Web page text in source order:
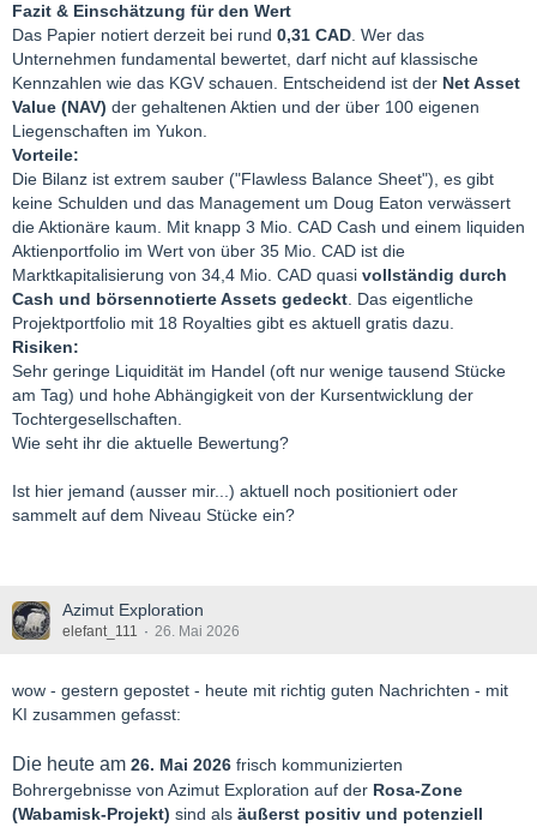
Fazit & Einschätzung für den Wert
Das Papier notiert derzeit bei rund 0,31 CAD . Wer das
Unternehmen fundamental bewertet, darf nicht auf klassische
Kennzahlen wie das KGV schauen. Entscheidend ist der Net Asset
Value (NAV) der gehaltenen Aktien und der über 100 eigenen
Liegenschaften im Yukon.
Vorteile:
Die Bilanz ist extrem sauber ("Flawless Balance Sheet"), es gibt
keine Schulden und das Management um Doug Eaton verwässert
die Aktionäre kaum. Mit knapp 3 Mio. CAD Cash und einem liquiden
Aktienportfolio im Wert von über 35 Mio. CAD ist die
Marktkapitalisierung von 34,4 Mio. CAD quasi vollständig durch
Cash und börsennotierte Assets gedeckt . Das eigentliche
Projektportfolio mit 18 Royalties gibt es aktuell gratis dazu.
Risiken:
Sehr geringe Liquidität im Handel (oft nur wenige tausend Stücke
am Tag) und hohe Abhängigkeit von der Kursentwicklung der
Tochtergesellschaften.
Wie seht ihr die aktuelle Bewertung?
Ist hier jemand (ausser mir...) aktuell noch positioniert oder
sammelt auf dem Niveau Stücke ein?
Azimut Exploration
elefant_111 26. Mai 2026
wow - gestern gepostet - heute mit richtig guten Nachrichten - mit
KI zusammen gefasst:
Die heute am 26. Mai 2026 frisch kommunizierten
Bohrergebnisse von Azimut Exploration auf der Rosa-Zone
(Wabamisk-Projekt) sind als äußerst positiv und potenziell